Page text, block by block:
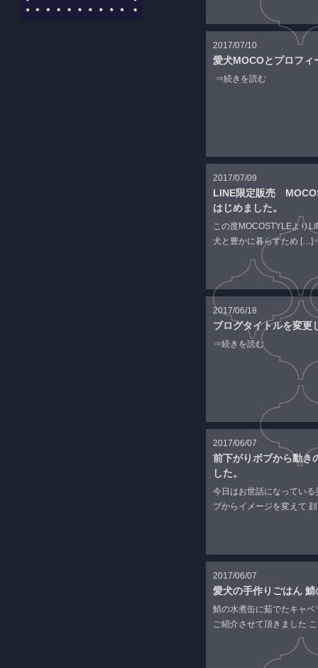
2017/07/10
愛犬MOCOとプロフィ
⇒続きを読む
2017/07/09
LINE限定販売
はじめました。
この度MOCOSTYLEより
犬と豊かに暮らすため […]
2017/06/18
ブログタイトルを変更
⇒続きを読む
2017/06/07
前下がりボブから動き
した。
今日はお世話になってい
ブからイメージを変えて
2017/06/07
愛犬の手作りごはん
鯖の水煮缶に茹でたキャ
ご紹介させて頂きました